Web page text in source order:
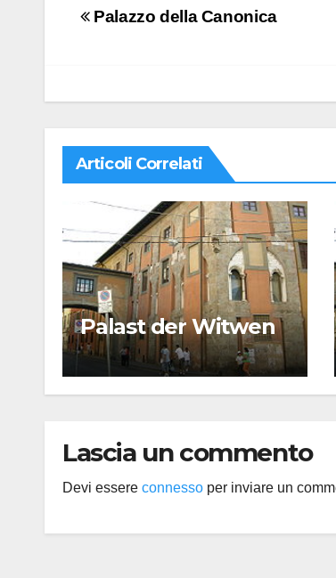
Navigazione
Palazzo della Canonica
Articoli Correlati
Palast der Witwen
Lascia un commento
Devi essere connesso per inviare un